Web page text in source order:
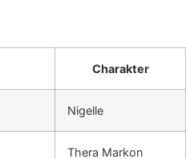
Charakter
Nigelle
Thera Markon